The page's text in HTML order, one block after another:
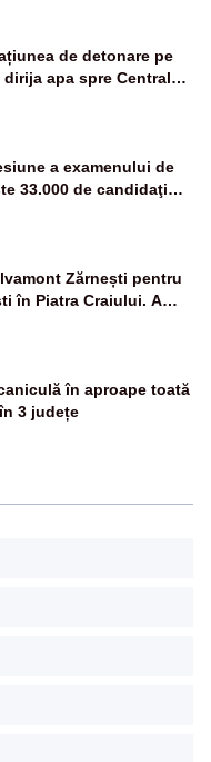
de detonare pe
apa spre Centrala
a examenului de
33.000 de candidaţi
Zărnești pentru
în Piatra Craiului. A
SMURD
în aproape toată
3 județe